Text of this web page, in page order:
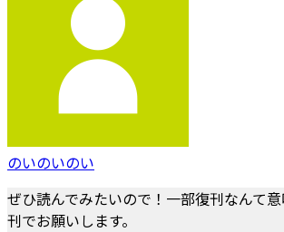
のいのいのい
ぜひ読んでみたいので！一部復刊なんて
刊でお願いします。